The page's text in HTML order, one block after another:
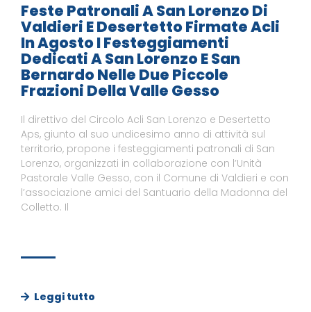
Feste Patronali A San Lorenzo Di
Valdieri E Desertetto Firmate Acli
In Agosto I Festeggiamenti
Dedicati A San Lorenzo E San
Bernardo Nelle Due Piccole
Frazioni Della Valle Gesso
Il direttivo del Circolo Acli San Lorenzo e Desertetto
Aps, giunto al suo undicesimo anno di attività sul
territorio, propone i festeggiamenti patronali di San
Lorenzo, organizzati in collaborazione con l’Unità
Pastorale Valle Gesso, con il Comune di Valdieri e con
l’associazione amici del Santuario della Madonna del
Colletto. Il
Leggi tutto